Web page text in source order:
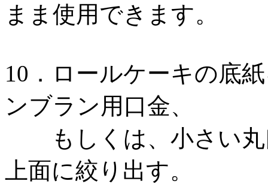
まま使用できます。
10．ロールケーキの底
ンブラン用口金、
もしくは、小さい丸
上面に絞り出す。